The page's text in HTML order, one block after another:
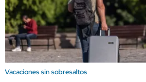
Vacaciones sin sobresaltos